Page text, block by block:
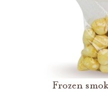
Frozen